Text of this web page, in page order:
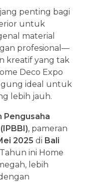
penting bagi
untuk
material
profesional—
kreatif yang tak
Deco Expo
ideal untuk
lebih jauh.
Pengusaha
, pameran
2025 di Bali
ini Home
lebih